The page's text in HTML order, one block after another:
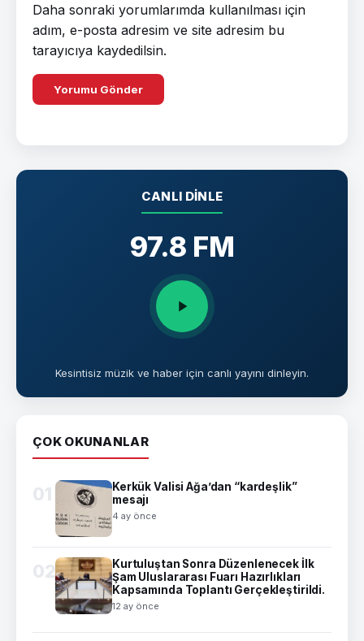
Daha sonraki yorumlarımda kullanılması için
adım, e-posta adresim ve site adresim bu
tarayıcıya kaydedilsin.
CANLI DINLE
97.8 FM
Kesintisiz müzik ve haber için canlı yayını dinleyin.
ÇOK OKUNANLAR
01
Kerkük Valisi Ağa’dan “kardeşlik”
mesajı
4 ay önce
02
Kurtuluştan Sonra Düzenlenecek İlk
Şam Uluslararası Fuarı Hazırlıkları
Kapsamında Toplantı Gerçekleştirildi.
12 ay önce